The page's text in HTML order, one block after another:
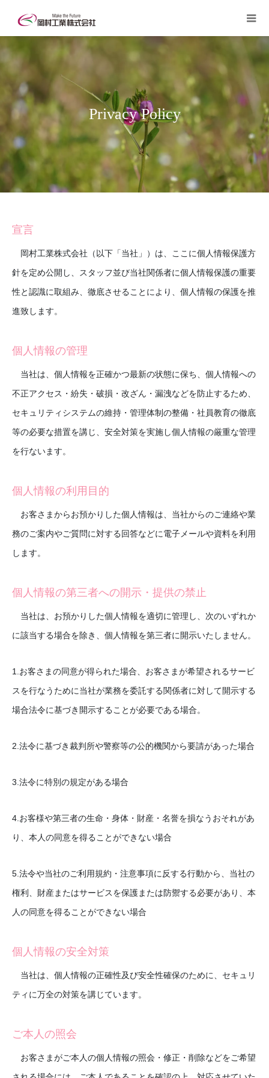
Privacy Policy
宣言
岡村工業株式会社（以下「当社」）は、ここに個人情報保護方
針を定め公開し、スタッフ並び当社関係者に個人情報保護の重要
性と認識に取組み、徹底させることにより、個人情報の保護を推
進致します。
個人情報の管理
当社は、個人情報を正確かつ最新の状態に保ち、個人情報への
不正アクセス・紛失・破損・改ざん・漏洩などを防止するため、
セキュリティシステムの維持・管理体制の整備・社員教育の徹底
等の必要な措置を講じ、安全対策を実施し個人情報の厳重な管理
を行ないます。
個人情報の利用目的
お客さまからお預かりした個人情報は、当社からのご連絡や業
務のご案内やご質問に対する回答などに電子メールや資料を利用
します。
個人情報の第三者への開示・提供の禁止
当社は、お預かりした個人情報を適切に管理し、次のいずれか
に該当する場合を除き、個人情報を第三者に開示いたしません。
1.お客さまの同意が得られた場合、お客さまが希望されるサービ
スを行なうために当社が業務を委託する関係者に対して開示する
場合法令に基づき開示することが必要である場合。
2.法令に基づき裁判所や警察等の公的機関から要請があった場合
3.法令に特別の規定がある場合
4.お客様や第三者の生命・身体・財産・名誉を損なうおそれがあ
り、本人の同意を得ることができない場合
5.法令や当社のご利用規約・注意事項に反する行動から、当社の
権利、財産またはサービスを保護または防禦する必要があり、本
人の同意を得ることができない場合
個人情報の安全対策
当社は、個人情報の正確性及び安全性確保のために、セキュリ
ティに万全の対策を講じています。
ご本人の照会
お客さまがご本人の個人情報の照会・修正・削除などをご希望